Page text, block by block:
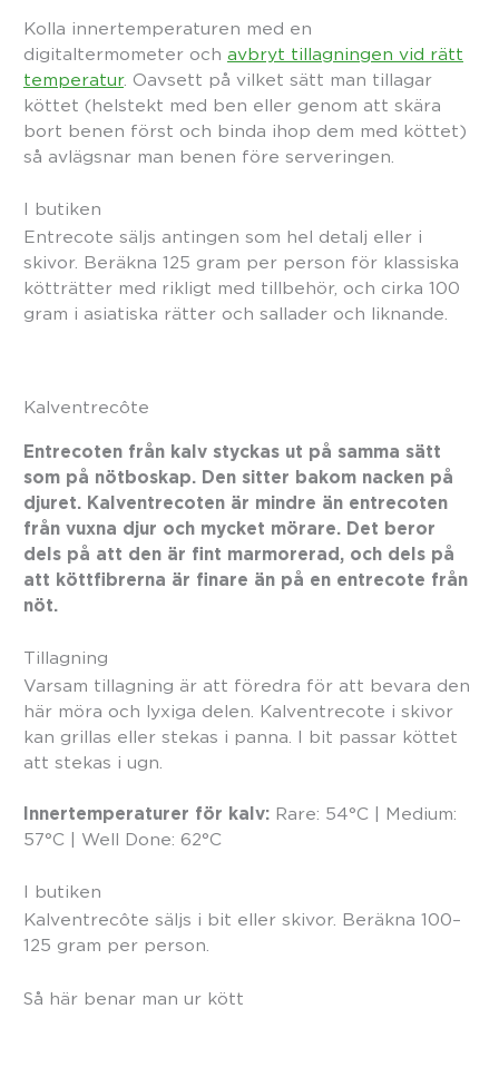
Kolla innertemperaturen med en
digitaltermometer och avbryt tillagningen vid rätt
temperatur. Oavsett på vilket sätt man tillagar
köttet (helstekt med ben eller genom att skära
bort benen först och binda ihop dem med köttet)
så avlägsnar man benen före serveringen.
I butiken
Entrecote säljs antingen som hel detalj eller i
skivor. Beräkna 125 gram per person för klassiska
kötträtter med rikligt med tillbehör, och cirka 100
gram i asiatiska rätter och sallader och liknande.
Kalventrecôte
Entrecoten från kalv styckas ut på samma sätt
som på nötboskap. Den sitter bakom nacken på
djuret. Kalventrecoten är mindre än entrecoten
från vuxna djur och mycket mörare. Det beror
dels på att den är fint marmorerad, och dels på
att köttfibrerna är finare än på en entrecote från
nöt.
Tillagning
Varsam tillagning är att föredra för att bevara den
här möra och lyxiga delen. Kalventrecote i skivor
kan grillas eller stekas i panna. I bit passar köttet
att stekas i ugn.
Innertemperaturer för kalv: Rare: 54°C | Medium:
57°C | Well Done: 62°C
I butiken
Kalventrecôte säljs i bit eller skivor. Beräkna 100–
125 gram per person.
Så här benar man ur kött